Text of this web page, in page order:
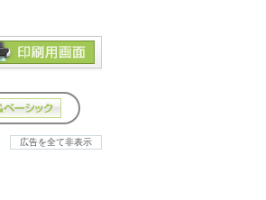
広告を全て非表示